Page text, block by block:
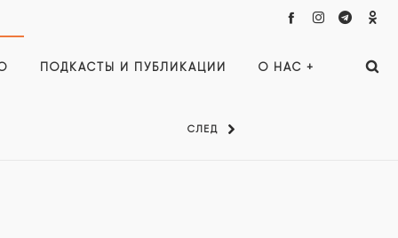
ПОДКАСТЫ И ПУБЛИКАЦИИ О НАС +
СЛЕД